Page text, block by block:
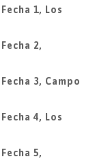
1, Los
2,
3, Campo
4, Los
5,